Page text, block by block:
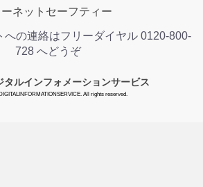
ネットセーフティー
への連絡はフリーダイヤル 0120-800-
728 へどうぞ
タルインフォメーションサービス
All rights reserved.